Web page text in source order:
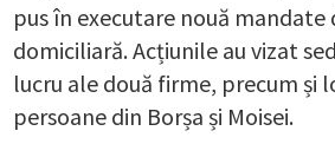
pus în executare nouă mandate
domiciliară. Acțiunile au vizat
lucru ale două firme, precum și
persoane din Borșa și Moisei.